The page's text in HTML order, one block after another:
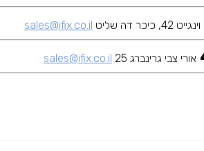
וינגייט 42, כיכר דה שליט sales@ifix.co.il
אורי צבי גרינברג 25 sales@ifix.co.il